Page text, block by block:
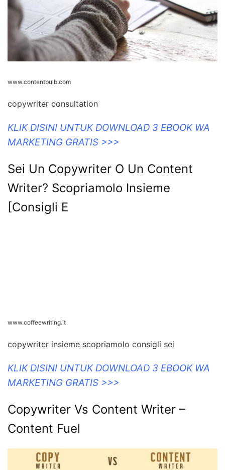
www.contentbulb.com
copywriter consultation
KLIK DISINI UNTUK DOWNLOAD 3 EBOOK WA
MARKETING GRATIS >>>
Sei Un Copywriter O Un Content
Writer? Scopriamolo Insieme
[Consigli E
www.coffeewriting.it
copywriter insieme scopriamolo consigli sei
KLIK DISINI UNTUK DOWNLOAD 3 EBOOK WA
MARKETING GRATIS >>>
Copywriter Vs Content Writer –
Content Fuel